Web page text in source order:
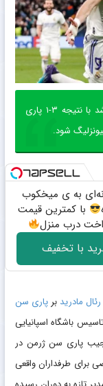
رئال مادرید در دیداری جذاب و تماشایی موفق شد با نتیجه ۳-۱ پاری
شود.
به ی میخکوب
با کمترین قیمت
درب منزل
با تخفیف
رئال مادرید برپاری سن
باشگاه اسپانیایی
پاری سن ژرمن در
برای طرفداران واقعی